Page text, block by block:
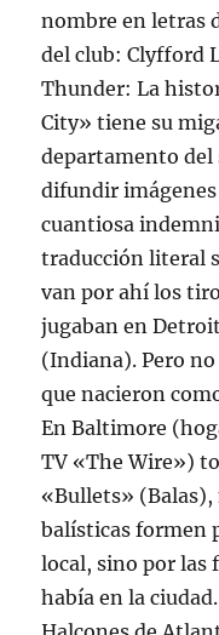
nombre en letras
del club: Clyfford
Thunder: La
City» tiene su
departamento del
difundir
cuantiosa
traducción literal
van por ahí los
jugaban en
(Indiana). Pero
que nacieron
En Baltimore
TV «The Wire»)
«Bullets»
balísticas formen
local, sino por las
había en la